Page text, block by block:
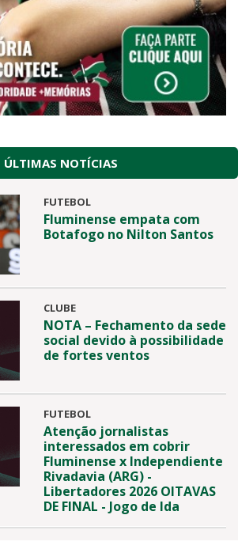
ÚLTIMAS NOTÍCIAS
FUTEBOL
Fluminense empata com
Botafogo no Nilton Santos
CLUBE
NOTA – Fechamento da sede
social devido à possibilidade
de fortes ventos
FUTEBOL
Atenção jornalistas
interessados em cobrir
Fluminense x Independiente
Rivadavia (ARG) -
Libertadores 2026 OITAVAS
DE FINAL - Jogo de Ida